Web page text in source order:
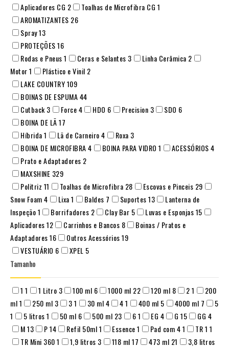
Aplicadores CG 2 Toalhas de Microfibra CG 1
AROMATIZANTES 26
Spray13
PROTEÇÕES16
Rodas e Pneus1 Ceras e Selantes 3 Linha Cerâmica 2
Motor1 Plástico e Vinil 2
LAKE COUNTRY109
BOINAS DE ESPUMA44
Cutback 3 Force4 HDO 6 Precision 3 SDO 6
BOINA DE LÃ17
Híbrida1 Lã de Carneiro4 Roxa 3
BOINA DE MICROFIBRA4 BOINA PARA VIDRO 1 ACESSÓRIOS4
Prato e Adaptadores 2
MAXSHINE 329
Politriz 11 Toalhas de Microfibra 28 Escovas e Pinceis 29
Snow Foam4 Lixa1 Baldes 7 Suportes13
Lanterna de
Inspeção1 Borrifadores 2 Clay Bar 5 Luvas e Esponjas15
Aplicadores12 Carrinhos e Bancos 8
Boinas / Pratos e
Adaptadores16 Outros Acessórios19
VESTUÁRIO 6 XPEL 5
Tamanho
1 1 1 Litro 3 100 ml 6 1000 ml 22 120 ml 8 21
200
ml1 250 ml 3 31 30 ml4 41 400 ml 5 4000 ml 7
5
1
5 litros1 50 ml 6 500 ml 23 61 EG 4 G 15 GG 4
M13 P14 Refil 50ml1 Essence1 Pad com 41 TR 1 1
TR Mini 3601 1,9 litros 3 118 ml17 473 ml 21
3,8 litros